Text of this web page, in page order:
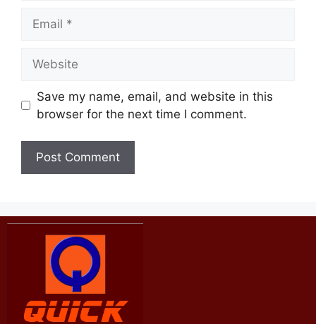
Save my name, email, and website in this
browser for the next time I comment.